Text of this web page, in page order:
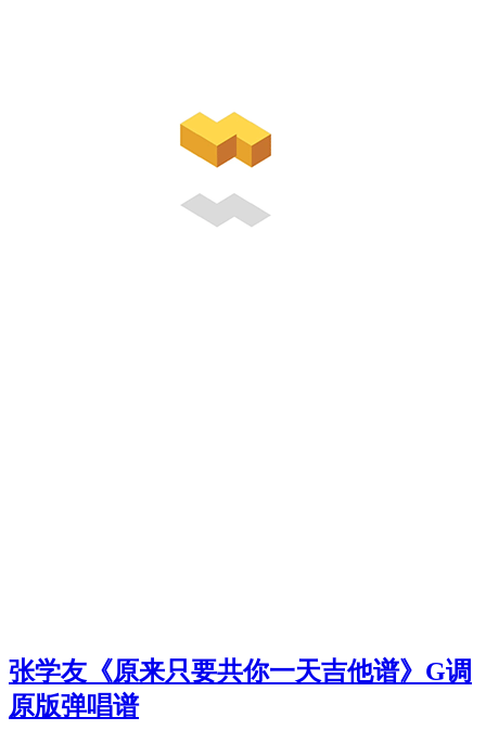
张学友《原来只要共你一天吉他谱》G调
原版弹唱谱